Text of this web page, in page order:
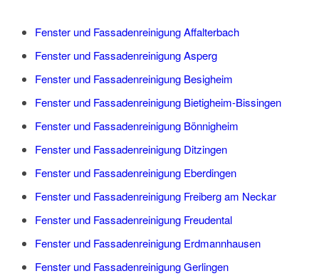
Fenster und Fassadenreinigung Affalterbach
Fenster und Fassadenreinigung Asperg
Fenster und Fassadenreinigung Besigheim
Fenster und Fassadenreinigung Bietigheim-Bissingen
Fenster und Fassadenreinigung Bönnigheim
Fenster und Fassadenreinigung Ditzingen
Fenster und Fassadenreinigung Eberdingen
Fenster und Fassadenreinigung Freiberg am Neckar
Fenster und Fassadenreinigung Freudental
Fenster und Fassadenreinigung Erdmannhausen
Fenster und Fassadenreinigung Gerlingen